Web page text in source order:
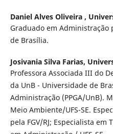
Daniel Alves Oliveira ,
Graduado em Administração
de Brasília.
Josivania Silva Farias,
Professora Associada III do
da UnB - Universidade de
Administração (PPGA/UnB).
Meio Ambiente/UFS-SE.
pela FGV/RJ; Especialista em